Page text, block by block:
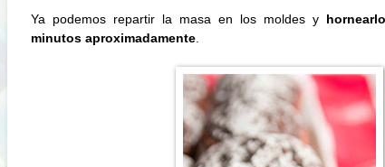
Ya podemos repartir la masa en los moldes y
minutos aproximadamente